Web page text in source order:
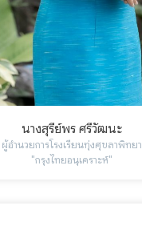
นางสุรีย์พร ศรีวัฒนะ
ผู้อำนวยการโรงเรียนทุ่งศุขลาพิทยา
"กรุงไทยอนุเคราะห์"